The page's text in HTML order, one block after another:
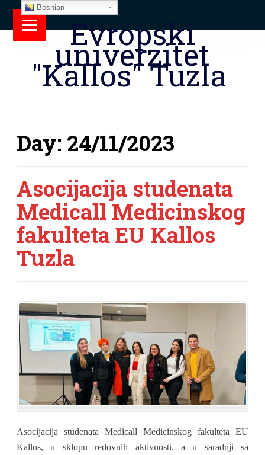
Evropski
univerzitet
"Kallos" Tuzla
Day: 24/11/2023
Asocijacija studenata
Medicall Medicinskog
fakulteta EU Kallos
Tuzla
Asocijacija studenata Medicall Medicinskog fakulteta EU
Kallos, u sklopu redovnih aktivnosti, a u saradnji sa
Bosnian